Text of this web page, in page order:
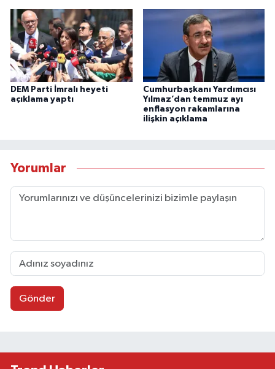
DEM Parti İmralı heyeti
açıklama yaptı
Cumhurbaşkanı Yardımcısı
Yılmaz’dan temmuz ayı
enflasyon rakamlarına
ilişkin açıklama
Yorumlar
Gönder